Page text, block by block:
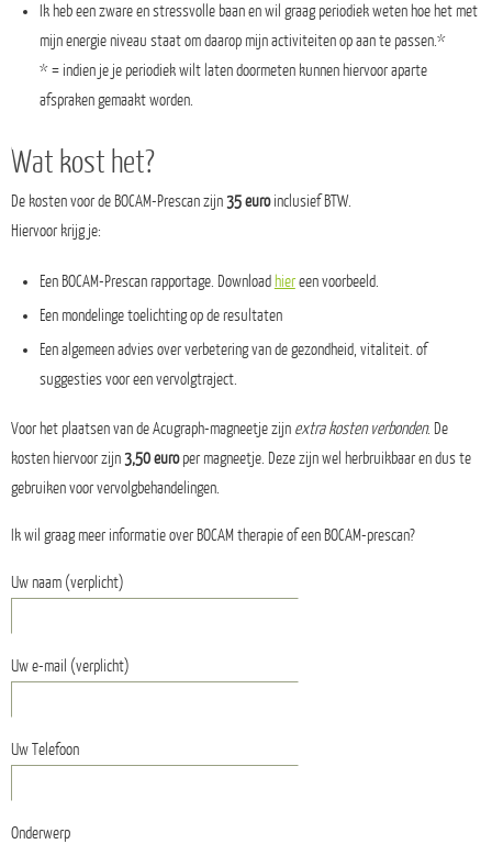
Ik heb een zware en stressvolle baan en wil graag periodiek weten hoe het met
mijn energie niveau staat om daarop mijn activiteiten op aan te passen.*
* = indien je je periodiek wilt laten doormeten kunnen hiervoor aparte
afspraken gemaakt worden.
Wat kost het?
De kosten voor de BOCAM-Prescan zijn35 euroinclusief BTW.
Hiervoor krijg je:
Een BOCAM-Prescan rapportage. Download hiereen voorbeeld.
Een mondelinge toelichting op de resultaten
Een algemeen advies over verbetering van de gezondheid, vitaliteit. of
suggesties voor een vervolgtraject.
Voor het plaatsen van de Acugraph-magneetje zijn extra kosten verbonden. De
kosten hiervoor zijn 3,50 europer magneetje. Deze zijn wel herbruikbaar en dus te
gebruiken voor vervolgbehandelingen.
Ik wil graag meer informatie over BOCAM therapie of een BOCAM-prescan?
Uw naam (verplicht)
Uw e-mail (verplicht)
Uw Telefoon
Onderwerp